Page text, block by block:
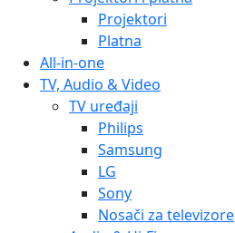
Projektori
Platna
All-in-one
TV, Audio & Video
TV uređaji
Philips
Samsung
LG
Sony
Nosači za televizore